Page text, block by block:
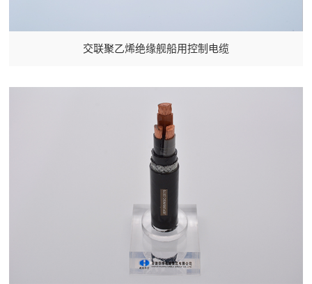
交联聚乙烯绝缘舰船用控制电缆